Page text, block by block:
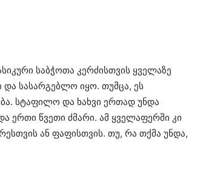
საბჭოთა კერძისთვის ყველაზე
და სასარგებლო იყო. თუმცა, ეს
სტაფილო და ხახვი ერთად უნდა
ერთი წვეთი ძმარი. ამ ყველაფერში კი
ან ფაფისთვის. თუ, რა თქმა უნდა,